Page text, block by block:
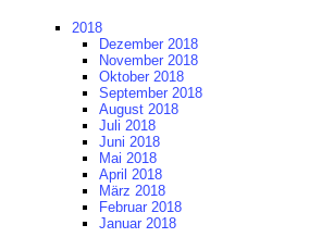
2018
Dezember 2018
November 2018
Oktober 2018
September 2018
August 2018
Juli 2018
Juni 2018
Mai 2018
April 2018
März 2018
Februar 2018
Januar 2018